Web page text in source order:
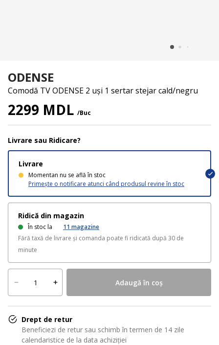
ODENSE
Comodă TV ODENSE 2 uși 1 sertar stejar cald/negru
2299 MDL /Buc
Livrare sau Ridicare?
Livrare
Momentan nu se află în stoc
Primește o notificare atunci când produsul revine în stoc
Ridică din magazin
În stoc la 11 magazine
Fără taxă de livrare și comanda poate fi ridicată după 30 de
minute
Adaugă în coș
Drept de retur
Beneficiezi de retur sau schimb în termen de 14 zile
calendaristice de la data achiziției